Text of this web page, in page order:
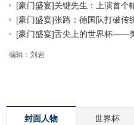
[豪门盛宴]关键先生：上演首个
[豪门盛宴]张路：德国队打破传
[豪门盛宴]舌尖上的世界杯——
编辑：刘岩
封面人物 世界杯